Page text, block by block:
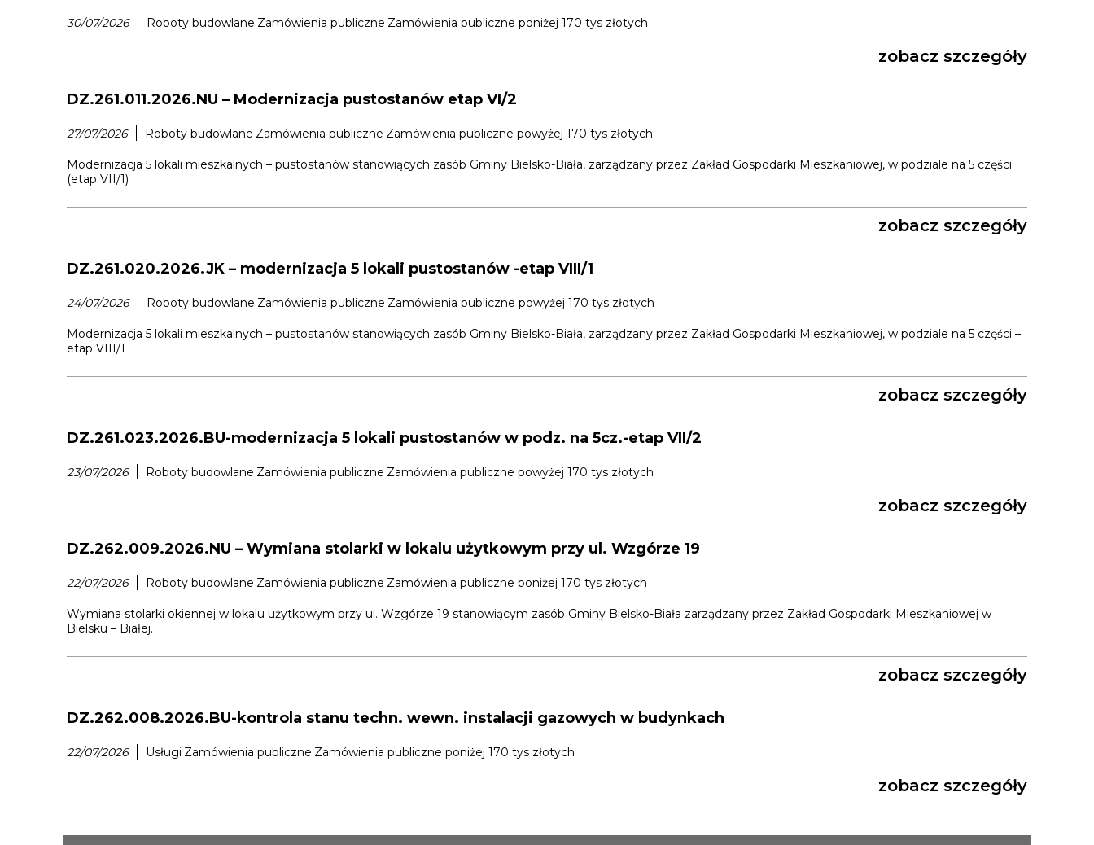
30/07/2026 Roboty budowlane Zamówienia publiczne Zamówienia publiczne poniżej 170 tys złotych
zobacz szczegóły
DZ.261.011.2026.NU – Modernizacja pustostanów etap VI/2
27/07/2026 Roboty budowlane Zamówienia publiczne Zamówienia publiczne powyżej 170 tys złotych
Modernizacja 5 lokali mieszkalnych – pustostanów stanowiących zasób Gminy Bielsko-Biała, zarządzany przez Zakład Gospodarki Mieszkaniowej, w podziale na 5 części
(etap VII/1)
zobacz szczegóły
DZ.261.020.2026.JK – modernizacja 5 lokali pustostanów -etap VIII/1
24/07/2026 Roboty budowlane Zamówienia publiczne Zamówienia publiczne powyżej 170 tys złotych
Modernizacja 5 lokali mieszkalnych – pustostanów stanowiących zasób Gminy Bielsko-Biała, zarządzany przez Zakład Gospodarki Mieszkaniowej, w podziale na 5 części –
etap VIII/1
zobacz szczegóły
DZ.261.023.2026.BU-modernizacja 5 lokali pustostanów w podz. na 5cz.-etap VII/2
23/07/2026 Roboty budowlane Zamówienia publiczne Zamówienia publiczne powyżej 170 tys złotych
zobacz szczegóły
DZ.262.009.2026.NU – Wymiana stolarki w lokalu użytkowym przy ul. Wzgórze 19
22/07/2026 Roboty budowlane Zamówienia publiczne Zamówienia publiczne poniżej 170 tys złotych
Wymiana stolarki okiennej w lokalu użytkowym przy ul. Wzgórze 19 stanowiącym zasób Gminy Bielsko-Biała zarządzany przez Zakład Gospodarki Mieszkaniowej w
Bielsku – Białej.
zobacz szczegóły
DZ.262.008.2026.BU-kontrola stanu techn. wewn. instalacji gazowych w budynkach
22/07/2026 Usługi Zamówienia publiczne Zamówienia publiczne poniżej 170 tys złotych
zobacz szczegóły